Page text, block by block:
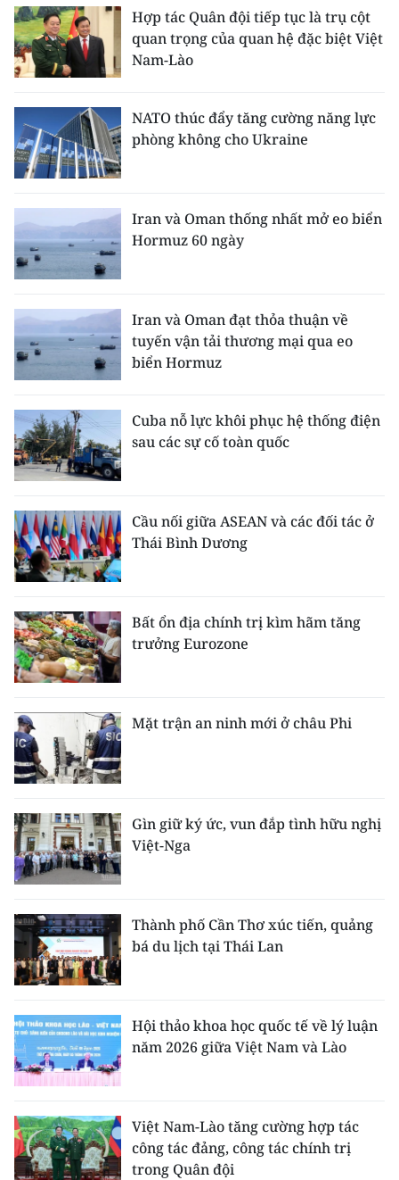
Hợp tác Quân đội tiếp tục là trụ cột
quan trọng của quan hệ đặc biệt Việt
Nam-Lào
NATO thúc đẩy tăng cường năng lực
phòng không cho Ukraine
Iran và Oman thống nhất mở eo biển
Hormuz 60 ngày
Iran và Oman đạt thỏa thuận về
tuyến vận tải thương mại qua eo
biển Hormuz
Cuba nỗ lực khôi phục hệ thống điện
sau các sự cố toàn quốc
Cầu nối giữa ASEAN và các đối tác ở
Thái Bình Dương
Bất ổn địa chính trị kìm hãm tăng
trưởng Eurozone
Mặt trận an ninh mới ở châu Phi
Gìn giữ ký ức, vun đắp tình hữu nghị
Việt-Nga
Thành phố Cần Thơ xúc tiến, quảng
bá du lịch tại Thái Lan
Hội thảo khoa học quốc tế về lý luận
năm 2026 giữa Việt Nam và Lào
Việt Nam-Lào tăng cường hợp tác
công tác đảng, công tác chính trị
trong Quân đội